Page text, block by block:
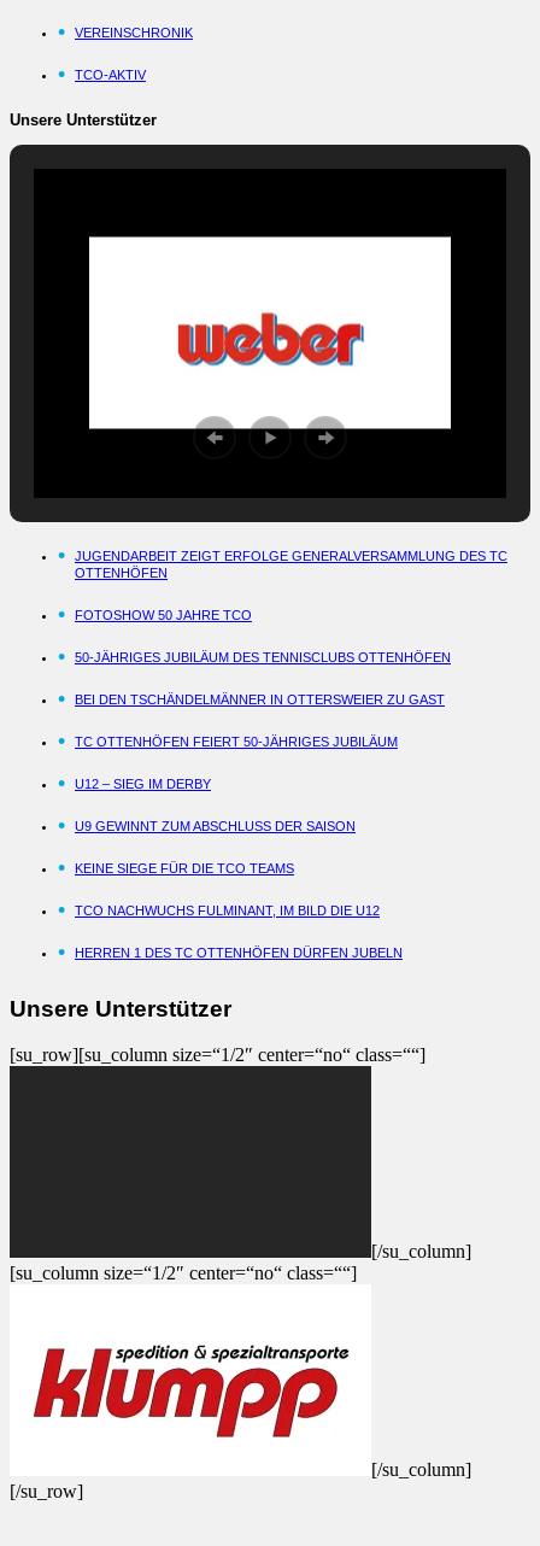
VEREINSCHRONIK
TCO-AKTIV
Unsere Unterstützer
JUGENDARBEIT ZEIGT ERFOLGE GENERALVERSAMMLUNG DES TC
OTTENHÖFEN
FOTOSHOW 50 JAHRE TCO
50-JÄHRIGES JUBILÄUM DES TENNISCLUBS OTTENHÖFEN
BEI DEN TSCHÄNDELMÄNNER IN OTTERSWEIER ZU GAST
TC OTTENHÖFEN FEIERT 50-JÄHRIGES JUBILÄUM
U12 – SIEG IM DERBY
U9 GEWINNT ZUM ABSCHLUSS DER SAISON
KEINE SIEGE FÜR DIE TCO TEAMS
TCO NACHWUCHS FULMINANT, IM BILD DIE U12
HERREN 1 DES TC OTTENHÖFEN DÜRFEN JUBELN
Unsere Unterstützer
[su_row][su_column size=“1/2″ center=“no“ class=““]
[/su_column]
[su_column size=“1/2″ center=“no“ class=““]
[/su_column]
[/su_row]